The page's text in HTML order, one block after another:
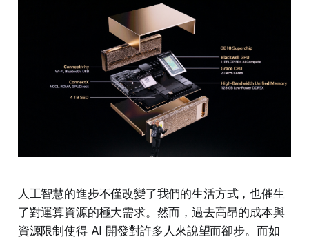
人工智慧的進步不僅改變了我們的生活方式，也催生
了對運算資源的極大需求。然而，過去高昂的成本與
資源限制使得 AI 開發對許多人來說望而卻步。而如